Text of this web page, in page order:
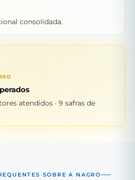
consolidada.
atendidos · 9 safras de
SOBRE A NAGRO